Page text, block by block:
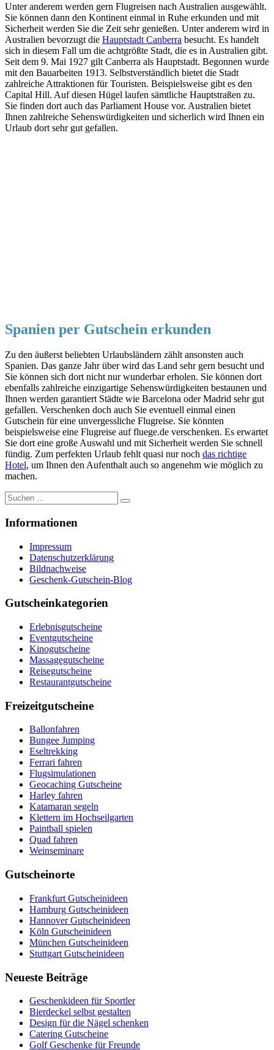
Unter anderem werden gern Flugreisen nach Australien ausgewählt.
Sie können dann den Kontinent einmal in Ruhe erkunden und mit
Sicherheit werden Sie die Zeit sehr genießen. Unter anderem wird in
Australien bevorzugt die Hauptstadt Canberra besucht. Es handelt
sich in diesem Fall um die achtgrößte Stadt, die es in Australien gibt.
Seit dem 9. Mai 1927 gilt Canberra als Hauptstadt. Begonnen wurde
mit den Bauarbeiten 1913. Selbstverständlich bietet die Stadt
zahlreiche Attraktionen für Touristen. Beispielsweise gibt es den
Capital Hill. Auf diesen Hügel laufen sämtliche Hauptstraßen zu.
Sie finden dort auch das Parliament House vor. Australien bietet
Ihnen zahlreiche Sehenswürdigkeiten und sicherlich wird Ihnen ein
Urlaub dort sehr gut gefallen.
Spanien per Gutschein erkunden
Zu den äußerst beliebten Urlaubsländern zählt ansonsten auch
Spanien. Das ganze Jahr über wird das Land sehr gern besucht und
Sie können sich dort nicht nur wunderbar erholen. Sie können dort
ebenfalls zahlreiche einzigartige Sehenswürdigkeiten bestaunen und
Ihnen werden garantiert Städte wie Barcelona oder Madrid sehr gut
gefallen. Verschenken doch auch Sie eventuell einmal einen
Gutschein für eine unvergessliche Flugreise. Sie könnten
beispielsweise eine Flugreise auf fluege.de verschenken. Es erwartet
Sie dort eine große Auswahl und mit Sicherheit werden Sie schnell
fündig. Zum perfekten Urlaub fehlt quasi nur noch das richtige
Hotel, um Ihnen den Aufenthalt auch so angenehm wie möglich zu
machen.
Suche
nach:
Informationen
Impressum
Datenschutzerklärung
Bildnachweise
Geschenk-Gutschein-Blog
Gutscheinkategorien
Erlebnisgutscheine
Eventgutscheine
Kinogutscheine
Massagegutscheine
Reisegutscheine
Restaurantgutscheine
Freizeitgutscheine
Ballonfahren
Bungee Jumping
Eseltrekking
Ferrari fahren
Flugsimulationen
Geocaching Gutscheine
Harley fahren
Katamaran segeln
Klettern im Hochseilgarten
Paintball spielen
Quad fahren
Weinseminare
Gutscheinorte
Frankfurt Gutscheinideen
Hamburg Gutscheinideen
Hannover Gutscheinideen
Köln Gutscheinideen
München Gutscheinideen
Stuttgart Gutscheinideen
Neueste Beiträge
Geschenkideen für Sportler
Bierdeckel selbst gestalten
Design für die Nägel schenken
Catering Gutscheine
Golf Geschenke für Freunde